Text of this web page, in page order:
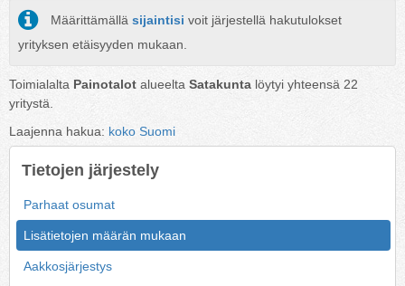
Määrittämällä sijaintisi voit järjestellä hakutulokset
yrityksen etäisyyden mukaan.
Toimialalta Painotalot alueelta Satakunta löytyi yhteensä 22
yritystä.
Laajenna hakua: koko Suomi
Tietojen järjestely
Parhaat osumat
Lisätietojen määrän mukaan
Aakkosjärjestys